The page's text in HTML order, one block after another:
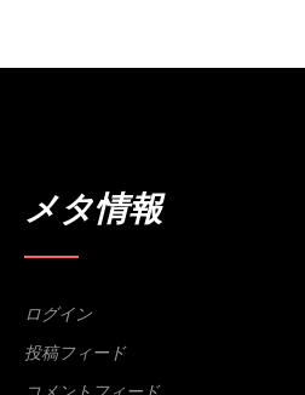
メタ情報
ログイン
投稿フィード